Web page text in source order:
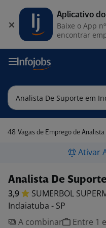
48 Vagas de Emprego de Analista
Ativar
Analista De Suporte
3,9 SUMERBOL
Indaiatuba - SP
A combinar
Entre 1
Aplicativo
Baixe o App
encontrar